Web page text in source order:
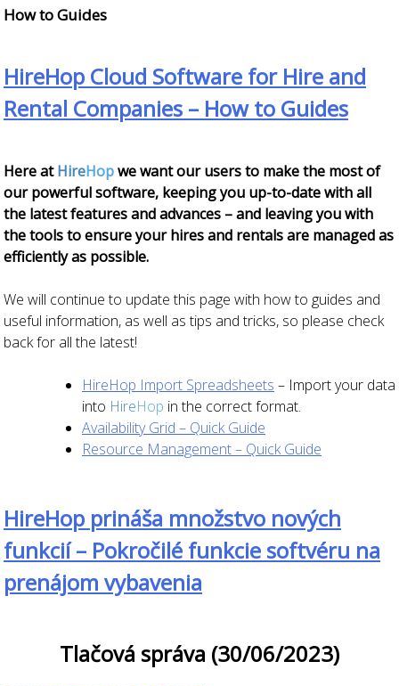
How to Guides
HireHop Cloud Software for Hire and
Rental Companies – How to Guides
Here atHireHopwe want our users to make the most of
our powerful software, keeping you up-to-date with all
the latest features and advances – and leaving you with
the tools to ensure your hires and rentals are managed as
efficiently as possible.
We will continue to update this page with how to guides and
useful information, as well as tips and tricks, so please check
back for all the latest!
HireHop Import Spreadsheets – Import your data
into HireHop in the correct format.
Availability Grid – Quick Guide
Resource Management – Quick Guide
HireHop prináša množstvo nových
funkcií – Pokročilé funkcie softvéru na
prenájom vybavenia
Tlačová správa (30/06/2023)